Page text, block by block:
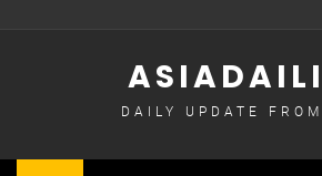
DAILY UPDATE